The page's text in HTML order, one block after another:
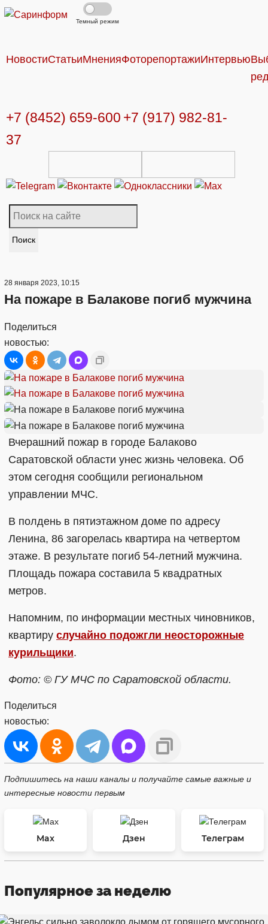
Темный режим
НовостиСтатьиМненияФоторепортажиИнтервью
+7 (8452) 659-600 +7 (917) 982-81-
37
Поиск
28 января 2023, 10:15
На пожаре в Балакове погиб мужчина
Поделиться
новостью:
Вчерашний пожар в городе Балаково
Саратовской области унес жизнь человека. Об
этом сегодня сообщили региональном
управлении МЧС.
В полдень в пятиэтажном доме по адресу
Ленина, 86 загорелась квартира на четвертом
этаже. В результате погиб 54-летний мужчина.
Площадь пожара составила 5 квадратных
метров.
Напомним, по информации местных чиновников,
квартиру случайно подожгли неосторожные
курильщики.
Фото: © ГУ МЧС по Саратовской области.
Поделиться
новостью:
Подпишитесь на наши каналы и получайте самые важные и
интересные новости первым
Max Дзен Телеграм
Популярное за неделю